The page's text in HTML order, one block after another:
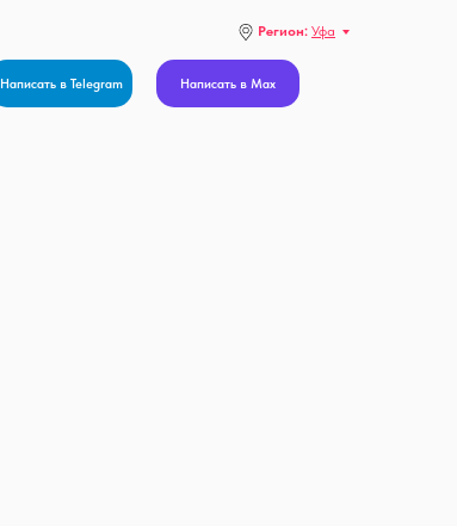
Написать в Telegram Написать в Max
Регион: Уфа